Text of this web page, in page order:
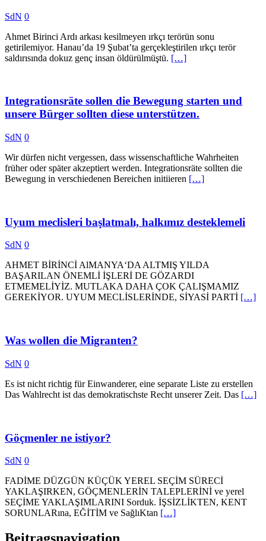
SdN 0
Ahmet Birinci Ardı arkası kesilmeyen ırkçı terörün sonu
getirilemiyor. Hanau’da 19 Şubat’ta gerçekleştirilen ırkçı terör
saldırısında dokuz genç insan öldürülmüştü. […]
Integrationsräte sollen die Bewegung starten und
unsere Bürger sollten diese unterstützen.
SdN 0
Wir dürfen nicht vergessen, dass wissenschaftliche Wahrheiten
früher oder später akzeptiert werden. Integrationsräte sollten die
Bewegung in verschiedenen Bereichen initiieren […]
Uyum meclisleri başlatmalı, halkımız desteklemeli
SdN 0
AHMET BİRİNCİ AlMANYA‘DA ALTMIŞ YILDA
BAŞARILAN ÖNEMLİ İŞLERİ DE GÖZARDI
ETMEMELİYİZ. MUTLAKA DAHA ÇOK ÇALIŞMAMIZ
GEREKİYOR. UYUM MECLİSLERİNDE, SİYASİ PARTİ […]
Was wollen die Migranten?
SdN 0
Es ist nicht richtig für Einwanderer, eine separate Liste zu erstellen
Das Wahlrecht ist das demokratischste Recht unserer Zeit. Das […]
Göçmenler ne istiyor?
SdN 0
FADİME DÜZGÜN KÜÇÜK YEREL SEÇİM SÜRECİ
YAKLAŞIRKEN, GÖÇMENLERİN TALEPLERİNİ ve yerel
SEÇİME YAKLAŞIMLARINI Sorduk. İŞSİZLİKTEN, KENT
SORUNLARına, EĞİTİM ve SağlıKtan […]